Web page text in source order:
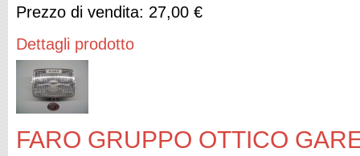
Prezzo di vendita: 27,00 €
Dettagli prodotto
FARO GRUPPO OTTICO